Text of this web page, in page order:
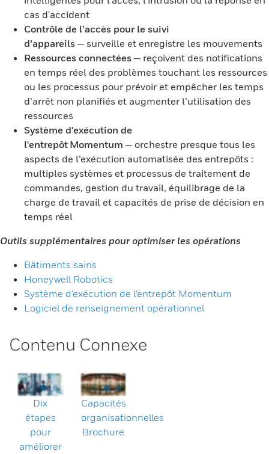
cas d'accident
Contrôle de l’accès pour le suivi
d’appareils— surveille et enregistre les mouvements
Ressources connectées— reçoivent des notifications
en temps réel des problèmes touchant les ressources
ou les processus pour prévoir et empêcher les temps
d’arrêt non planifiés et augmenter l’utilisation des
ressources
Système d'exécution de
l'entrepôt Momentum — orchestre presque tous les
aspects de l’exécution automatisée des entrepôts :
multiples systèmes et processus de traitement de
commandes, gestion du travail, équilibrage de la
charge de travail et capacités de prise de décision en
temps réel
Outils supplémentaires pour optimiser les opérations
Bâtiments sains
Honeywell Robotics
Système d’exécution de l’entrepôt Momentum
Logiciel de renseignement opérationnel
Contenu Connexe
Dix
étapes
pour
améliorer
Capacités
organisationnelles
Brochure